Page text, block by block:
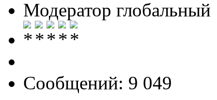
Модератор глобальный
Сообщений: 9 049